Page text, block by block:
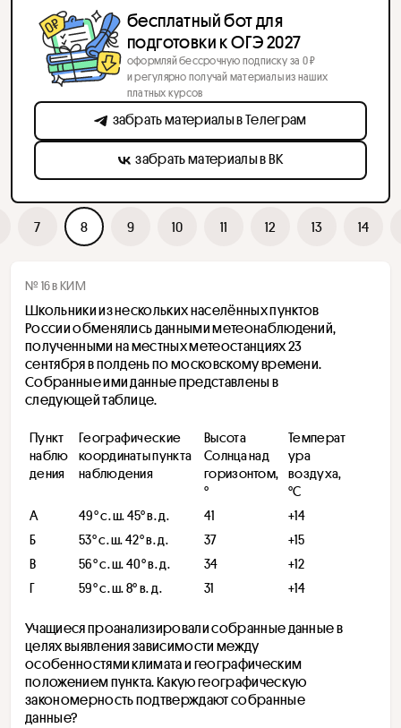
7 8 9 10 11 12 13 14
№ 16 в КИМ
Школьники из нескольких населённых пунктов
России обменялись данными метеонаблюдений,
полученными на местных метеостанциях 23
сентября в полдень по московскому времени.
Собранные ими данные представлены в
следующей таблице.
Пункт
наблю
дения
Географические
координаты пункта
наблюдения
Высота
Солнца над
горизонтом,
°
Температ
ура
воздуха,
°С
А
​49° с. ш. 45° в. д. 41
+14
Б
53° с. ш. 42° в. д. 37
+15
В
​56° с. ш. 40° в. д. ​ 34
+12
Г
59° с. ш. 8° в. д. 31 +14
Учащиеся проанализировали собранные данные в
целях выявления зависимости между
особенностями климата и географическим
положением пункта. Какую географическую
закономерность подтверждают собранные
данные?
бесплатный бот для
подготовки к ОГЭ 2027
оформляй бессрочную подписку за 0 ₽
и регулярно получай материалы из наших
платных курсов
забрать материалы в Телеграм
забрать материалы в ВК